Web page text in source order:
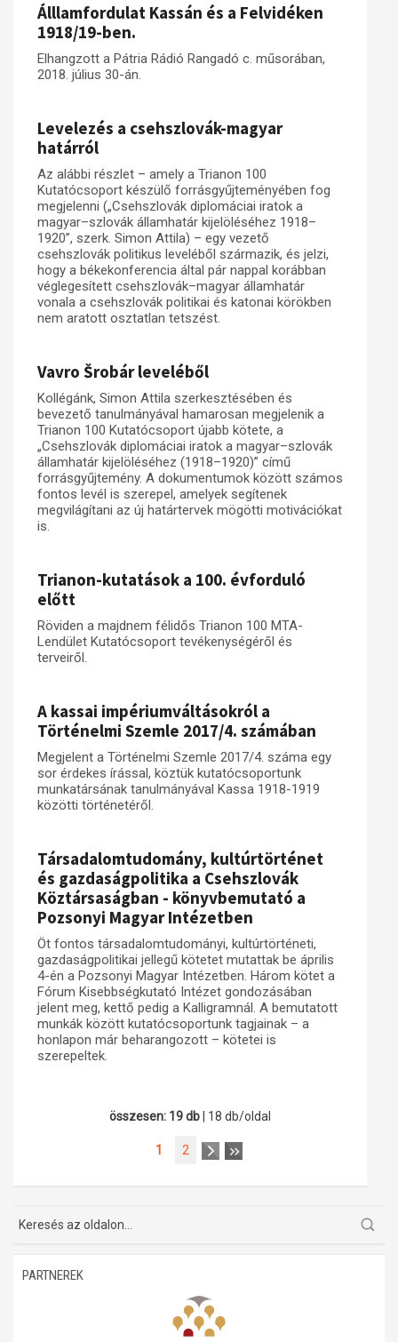
Álllamfordulat Kassán és a Felvidéken
1918/19-ben.
Elhangzott a Pátria Rádió Rangadó c. műsorában,
2018. július 30-án.
Levelezés a csehszlovák-magyar
határról
Az alábbi részlet – amely a Trianon 100
Kutatócsoport készülő forrásgyűjteményében fog
megjelenni („Csehszlovák diplomáciai iratok a
magyar–szlovák államhatár kijelöléséhez 1918–
1920”, szerk. Simon Attila) – egy vezető
csehszlovák politikus leveléből származik, és jelzi,
hogy a békekonferencia által pár nappal korábban
véglegesített csehszlovák–magyar államhatár
vonala a csehszlovák politikai és katonai körökben
nem aratott osztatlan tetszést.
Vavro Šrobár leveléből
Kollégánk, Simon Attila szerkesztésében és
bevezető tanulmányával hamarosan megjelenik a
Trianon 100 Kutatócsoport újabb kötete, a
„Csehszlovák diplomáciai iratok a magyar–szlovák
államhatár kijelöléséhez (1918–1920)” című
forrásgyűjtemény. A dokumentumok között számos
fontos levél is szerepel, amelyek segítenek
megvilágítani az új határtervek mögötti motivációkat
is.
Trianon-kutatások a 100. évforduló
előtt
Röviden a majdnem félidős Trianon 100 MTA-
Lendület Kutatócsoport tevékenységéről és
terveiről.
A kassai impériumváltásokról a
Történelmi Szemle 2017/4. számában
Megjelent a Történelmi Szemle 2017/4. száma egy
sor érdekes írással, köztük kutatócsoportunk
munkatársának tanulmányával Kassa 1918-1919
közötti történetéről.
Társadalomtudomány, kultúrtörténet
és gazdaságpolitika a Csehszlovák
Köztársaságban - könyvbemutató a
Pozsonyi Magyar Intézetben
Öt fontos társadalomtudományi, kultúrtörténeti,
gazdaságpolitikai jellegű kötetet mutattak be április
4-én a Pozsonyi Magyar Intézetben. Három kötet a
Fórum Kisebbségkutató Intézet gondozásában
jelent meg, kettő pedig a Kalligramnál. A bemutatott
munkák között kutatócsoportunk tagjainak – a
honlapon már beharangozott – kötetei is
szerepeltek.
összesen: 19 db | 18 db/oldal
1 2
PARTNEREK